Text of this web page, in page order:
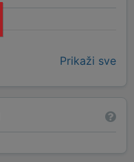
Prikaži sve